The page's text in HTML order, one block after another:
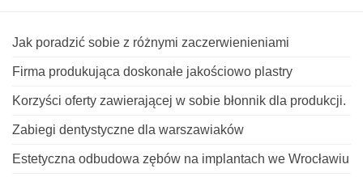
Jak poradzić sobie z różnymi zaczerwienieniami
Firma produkująca doskonałe jakościowo plastry
Korzyści oferty zawierającej w sobie błonnik dla produkcji.
Zabiegi dentystyczne dla warszawiaków
Estetyczna odbudowa zębów na implantach we Wrocławiu